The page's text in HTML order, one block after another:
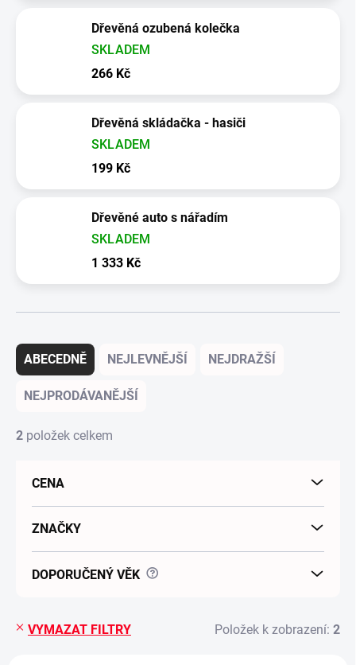
Dřevěná ozubená kolečka
SKLADEM
266 Kč
Dřevěná skládačka - hasiči
SKLADEM
199 Kč
Dřevěné auto s nářadím
SKLADEM
1 333 Kč
ABECEDNĚ NEJLEVNĚJŠÍ NEJDRAŽŠÍ
NEJPRODÁVANĚJŠÍ
2 položek celkem
CENA
ZNAČKY
DOPORUČENÝ VĚK ?
VYMAZAT FILTRY Položek k zobrazení: 2